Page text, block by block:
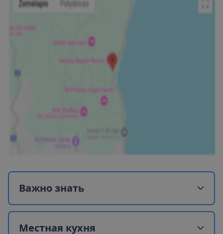
Важно знать
Местная кухня